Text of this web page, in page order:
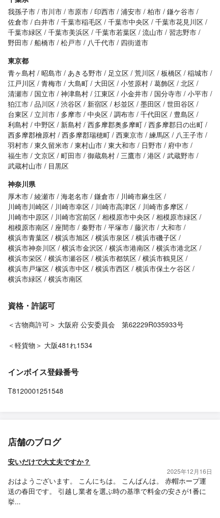
我孫子市 市川市 市原市 印西市 浦安市 柏市 鎌ケ谷市
佐倉市
白井市 千葉市稲毛区 千葉市中央区 千葉市花見川区
千葉市緑区 千葉市美浜区 千葉市若葉区 流山市
習志野市
野田市 船橋市 松戸市 八千代市
四街道市
東京都
青ヶ島村
昭島市 あきる野市 足立区 荒川区 板橋区 稲城市
江戸川区 青梅市 大島町 大田区 小笠原村 葛飾区 北区
清瀬市
国立市 神津島村 江東区 小金井市 国分寺市 小平市
狛江市 品川区 渋谷区 新宿区 杉並区 墨田区 世田谷区
台東区
立川市 多摩市 中央区 調布市 千代田区
豊島区
利島村 中野区 新島村 西多摩郡奥多摩町 西多摩郡日の出町
西多摩郡檜原村 西多摩郡瑞穂町 西東京市 練馬区
八王子市
羽村市 東久留米市 東村山市 東大和市 日野市
府中市
福生市 文京区 町田市 御蔵島村 三鷹市 港区 武蔵野市
武蔵村山市
目黒区
神奈川県
厚木市 綾瀬市 海老名市 鎌倉市
川崎市麻生区
川崎市川崎区
川崎市幸区 川崎市高津区
川崎市多摩区
川崎市中原区
川崎市宮前区 相模原市中央区 相模原市緑区
相模原市南区
座間市 秦野市 平塚市 藤沢市
大和市
横浜市青葉区 横浜市旭区 横浜市泉区 横浜市磯子区
横浜市神奈川区 横浜市金沢区 横浜市港南区 横浜市港北区
横浜市栄区 横浜市瀬谷区 横浜市都筑区 横浜市鶴見区
横浜市戸塚区 横浜市中区 横浜市西区 横浜市保土ケ谷区
横浜市緑区 横浜市南区
資格・許認可
＜古物商許可＞ 大阪府 公安委員会 第62229R035933号
＜軽貨物＞ 大阪481れ1534
インボイス登録番号
T8120001251548
店舗のブログ
安いだけで大丈夫ですか？
2025年12月16日
おはようございます。 こんにちは。 こんばんは。 赤帽ホープ運
送の春田です。 引越し業者を選ぶ時の基準で料金の安さが1番に
挙...